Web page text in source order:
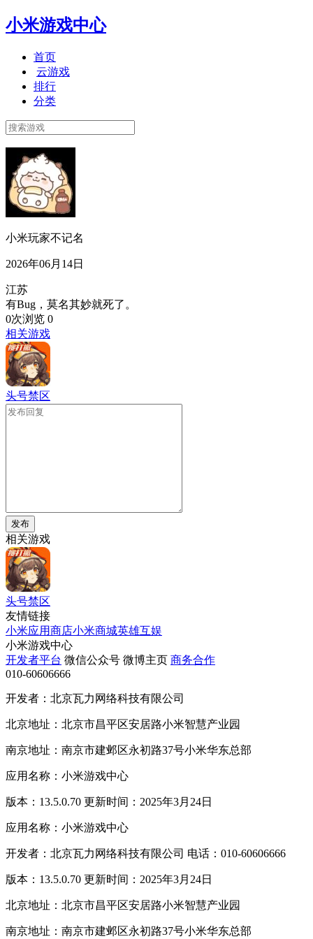
小米游戏中心
首页
云游戏
排行
分类
小米玩家不记名
2026年06月14日
江苏
有Bug，莫名其妙就死了。
0次浏览 0
相关游戏
头号禁区
发布
相关游戏
头号禁区
友情链接
小米应用商店小米商城英雄互娱
小米游戏中心
开发者平台 微信公众号 微博主页 商务合作
010-60606666
开发者：北京瓦力网络科技有限公司
北京地址：北京市昌平区安居路小米智慧产业园
南京地址：南京市建邺区永初路37号小米华东总部
应用名称：小米游戏中心
版本：13.5.0.70 更新时间：2025年3月24日
应用名称：小米游戏中心
开发者：北京瓦力网络科技有限公司 电话：010-60606666
版本：13.5.0.70 更新时间：2025年3月24日
北京地址：北京市昌平区安居路小米智慧产业园
南京地址：南京市建邺区永初路37号小米华东总部